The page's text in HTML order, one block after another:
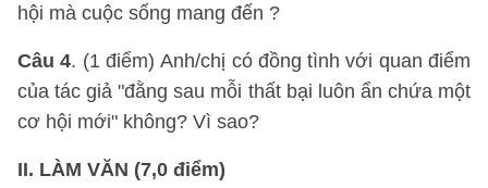
hội mà cuộc sống mang đến ?
Câu 4. (1 điểm) Anh/chị có đồng tình với quan điểm
của tác giả "đằng sau mỗi thất bại luôn ẩn chứa một
cơ hội mới" không? Vì sao?
II. LÀM VĂN (7,0 điểm)